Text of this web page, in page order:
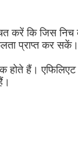
करें कि जिस
प्राप्त कर सकें।
हैं। एफिलिएट